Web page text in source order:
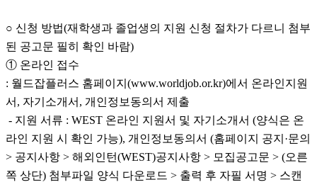
○ 신청 방법(재학생과 졸업생의 지원 신청 절차가 다르니 첨부
된 공고문 필히 확인 바람)
① 온라인 접수
: 월드잡플러스 홈페이지(www.worldjob.or.kr)에서 온라인지원
서, 자기소개서, 개인정보동의서 제출
- 지원 서류 : WEST 온라인 지원서 및 자기소개서 (양식은 온
라인 지원 시 확인 가능), 개인정보동의서 (홈페이지 공지·문의
> 공지사항 > 해외인턴(WEST)공지사항 > 모집공고문 > (오른
쪽 상단) 첨부파일 양식 다운로드 > 출력 후 자필 서명 > 스캔